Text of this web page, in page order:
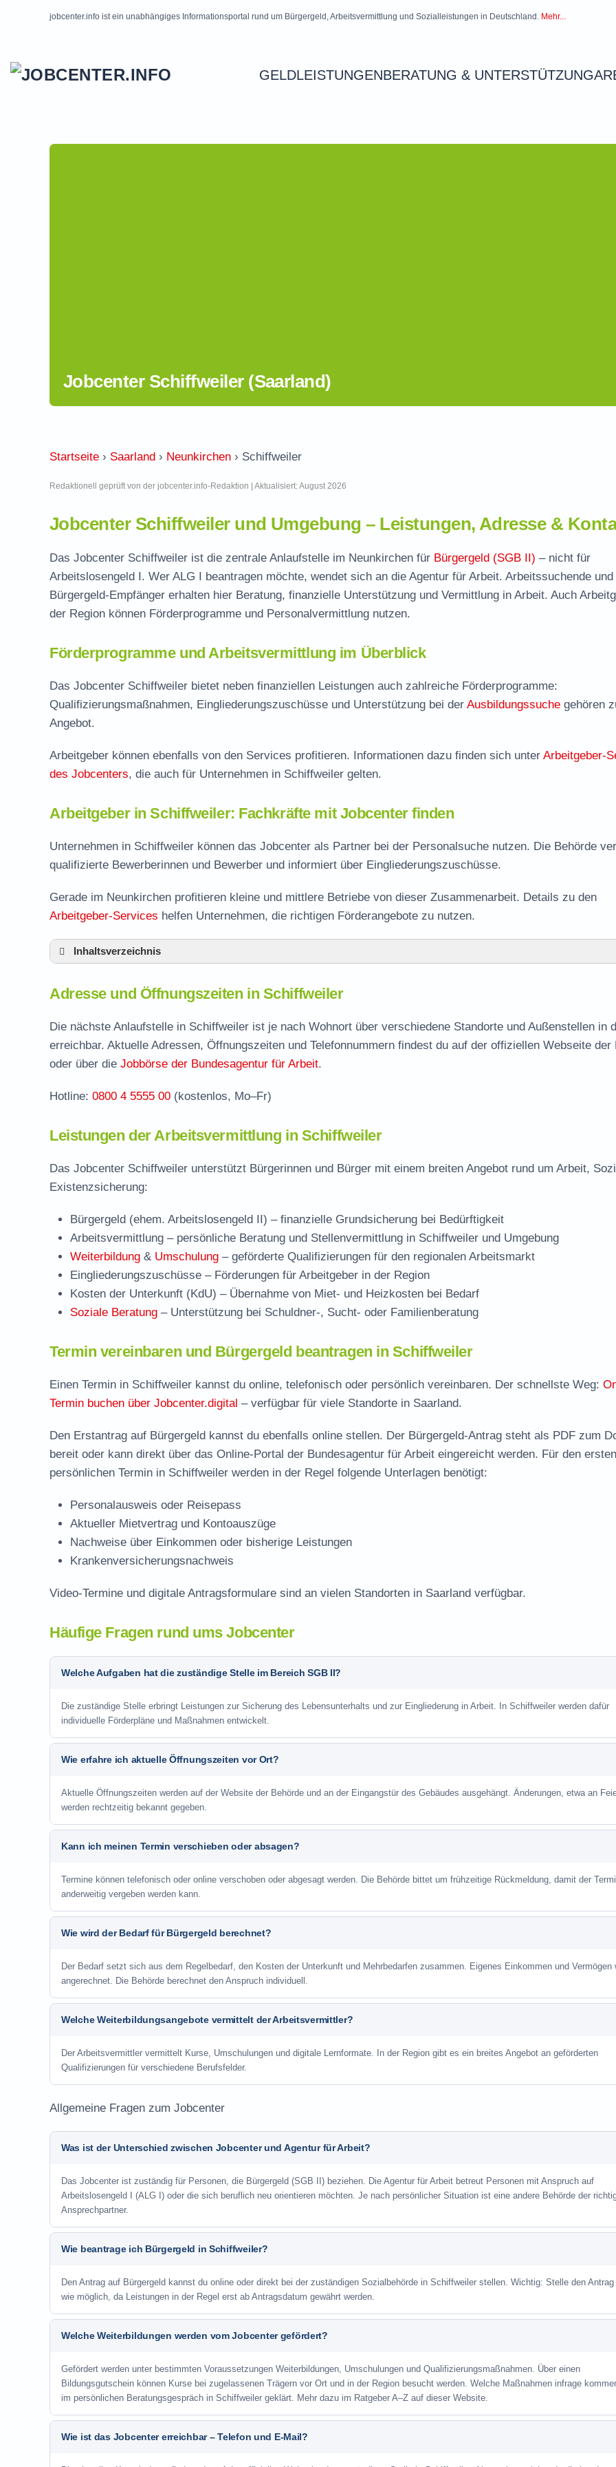
jobcenter.info ist ein unabhängiges Informationsportal rund um Bürgergeld, Arbeitsvermittlung und Sozialleistungen in Deutschland. Mehr...
GELDLEISTUNGENBERATUNG & UNTERSTÜTZUNG
Jobcenter Schiffweiler (Saarland)
Startseite › Saarland › Neunkirchen › Schiffweiler
Redaktionell geprüft von der jobcenter.info-Redaktion | Aktualisiert: August 2026
Jobcenter Schiffweiler und Umgebung – Leistungen, Adresse &
Das Jobcenter Schiffweiler ist die zentrale Anlaufstelle im Neunkirchen für Bürgergeld (SGB II) – nicht für
Arbeitslosengeld I. Wer ALG I beantragen möchte, wendet sich an die Agentur für Arbeit. Arbeitssuchende und
Bürgergeld-Empfänger erhalten hier Beratung, finanzielle Unterstützung und Vermittlung in Arbeit. Auch
der Region können Förderprogramme und Personalvermittlung nutzen.
Förderprogramme und Arbeitsvermittlung im Überblick
Das Jobcenter Schiffweiler bietet neben finanziellen Leistungen auch zahlreiche Förderprogramme:
Qualifizierungsmaßnahmen, Eingliederungszuschüsse und Unterstützung bei der Ausbildungssuche gehören
Angebot.
Arbeitgeber können ebenfalls von den Services profitieren. Informationen dazu finden sich unter Arbeitgeber-
des Jobcenters, die auch für Unternehmen in Schiffweiler gelten.
Arbeitgeber in Schiffweiler: Fachkräfte mit Jobcenter finden
Unternehmen in Schiffweiler können das Jobcenter als Partner bei der Personalsuche nutzen. Die Behörde
qualifizierte Bewerberinnen und Bewerber und informiert über Eingliederungszuschüsse.
Gerade im Neunkirchen profitieren kleine und mittlere Betriebe von dieser Zusammenarbeit. Details zu den
Arbeitgeber-Services helfen Unternehmen, die richtigen Förderangebote zu nutzen.
Inhaltsverzeichnis
Leistungen der Arbeitsvermittlung in Schiffweiler
Termin vereinbaren und Bürgergeld beantragen
Jobcenter Neunkirchen – zuständige Stelle
Stellenangebote und Jobbörse in Schiffweiler
Häufige Fragen rund ums Jobcenter
Adresse und Öffnungszeiten in Schiffweiler
Die nächste Anlaufstelle in Schiffweiler ist je nach Wohnort über verschiedene Standorte und Außenstellen in
erreichbar. Aktuelle Adressen, Öffnungszeiten und Telefonnummern findest du auf der offiziellen Webseite der
oder über die Jobbörse der Bundesagentur für Arbeit.
Hotline: 0800 4 5555 00 (kostenlos, Mo–Fr)
Leistungen der Arbeitsvermittlung in Schiffweiler
Das Jobcenter Schiffweiler unterstützt Bürgerinnen und Bürger mit einem breiten Angebot rund um Arbeit,
Existenzsicherung:
Bürgergeld (ehem. Arbeitslosengeld II) – finanzielle Grundsicherung bei Bedürftigkeit
Arbeitsvermittlung – persönliche Beratung und Stellenvermittlung in Schiffweiler und Umgebung
Weiterbildung & Umschulung – geförderte Qualifizierungen für den regionalen Arbeitsmarkt
Eingliederungszuschüsse – Förderungen für Arbeitgeber in der Region
Kosten der Unterkunft (KdU) – Übernahme von Miet- und Heizkosten bei Bedarf
Soziale Beratung – Unterstützung bei Schuldner-, Sucht- oder Familienberatung
Termin vereinbaren und Bürgergeld beantragen in Schiffweiler
Einen Termin in Schiffweiler kannst du online, telefonisch oder persönlich vereinbaren. Der schnellste Weg:
Termin buchen über Jobcenter.digital – verfügbar für viele Standorte in Saarland.
Den Erstantrag auf Bürgergeld kannst du ebenfalls online stellen. Der Bürgergeld-Antrag steht als PDF zum
bereit oder kann direkt über das Online-Portal der Bundesagentur für Arbeit eingereicht werden. Für den ersten
persönlichen Termin in Schiffweiler werden in der Regel folgende Unterlagen benötigt:
Personalausweis oder Reisepass
Aktueller Mietvertrag und Kontoauszüge
Nachweise über Einkommen oder bisherige Leistungen
Krankenversicherungsnachweis
Video-Termine und digitale Antragsformulare sind an vielen Standorten in Saarland verfügbar.
Häufige Fragen rund ums Jobcenter
Welche Aufgaben hat die zuständige Stelle im Bereich SGB II?
Die zuständige Stelle erbringt Leistungen zur Sicherung des Lebensunterhalts und zur Eingliederung in Arbeit. In Schiffweiler werden dafür
individuelle Förderpläne und Maßnahmen entwickelt.
Wie erfahre ich aktuelle Öffnungszeiten vor Ort?
Aktuelle Öffnungszeiten werden auf der Website der Behörde und an der Eingangstür des Gebäudes ausgehängt. Änderungen, etwa an
werden rechtzeitig bekannt gegeben.
Kann ich meinen Termin verschieben oder absagen?
Termine können telefonisch oder online verschoben oder abgesagt werden. Die Behörde bittet um frühzeitige Rückmeldung, damit der
anderweitig vergeben werden kann.
Wie wird der Bedarf für Bürgergeld berechnet?
Der Bedarf setzt sich aus dem Regelbedarf, den Kosten der Unterkunft und Mehrbedarfen zusammen. Eigenes Einkommen und Vermögen
angerechnet. Die Behörde berechnet den Anspruch individuell.
Welche Weiterbildungsangebote vermittelt der Arbeitsvermittler?
Der Arbeitsvermittler vermittelt Kurse, Umschulungen und digitale Lernformate. In der Region gibt es ein breites Angebot an geförderten
Qualifizierungen für verschiedene Berufsfelder.
Allgemeine Fragen zum Jobcenter
Was ist der Unterschied zwischen Jobcenter und Agentur für Arbeit?
Das Jobcenter ist zuständig für Personen, die Bürgergeld (SGB II) beziehen. Die Agentur für Arbeit betreut Personen mit Anspruch auf
Arbeitslosengeld I (ALG I) oder die sich beruflich neu orientieren möchten. Je nach persönlicher Situation ist eine andere Behörde der
Ansprechpartner.
Wie beantrage ich Bürgergeld in Schiffweiler?
Den Antrag auf Bürgergeld kannst du online oder direkt bei der zuständigen Sozialbehörde in Schiffweiler stellen. Wichtig: Stelle den
wie möglich, da Leistungen in der Regel erst ab Antragsdatum gewährt werden.
Welche Weiterbildungen werden vom Jobcenter gefördert?
Gefördert werden unter bestimmten Voraussetzungen Weiterbildungen, Umschulungen und Qualifizierungsmaßnahmen. Über einen
Bildungsgutschein können Kurse bei zugelassenen Trägern vor Ort und in der Region besucht werden. Welche Maßnahmen infrage
im persönlichen Beratungsgespräch in Schiffweiler geklärt. Mehr dazu im Ratgeber A–Z auf dieser Website.
Wie ist das Jobcenter erreichbar – Telefon und E-Mail?